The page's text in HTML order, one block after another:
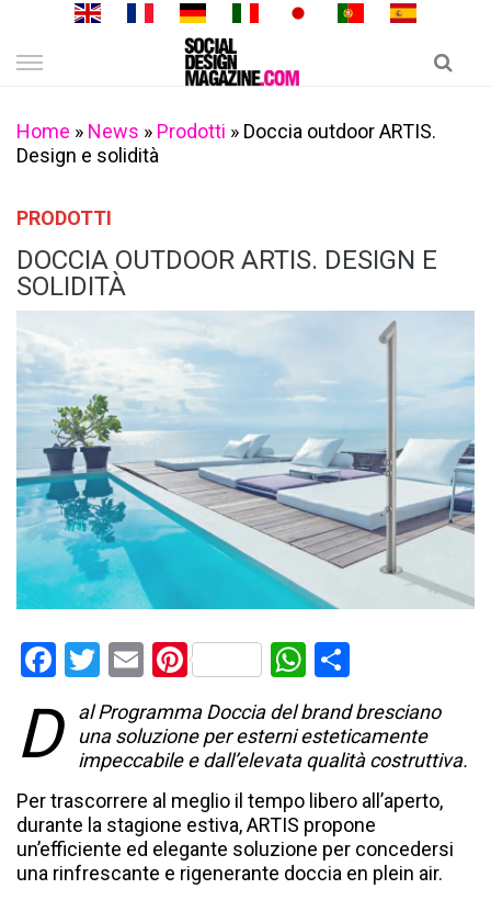
to
Home » News » Prodotti » Doccia outdoor ARTIS.
Design e solidità
PRODOTTI
DOCCIA OUTDOOR ARTIS. DESIGN E
SOLIDITÀ
Facebook
Twitter
EmailPinterestWhatsApp
D
al Programma Doccia del brand bresciano
una soluzione per esterni esteticamente
impeccabile e dall’elevata qualità costruttiva.
Per trascorrere al meglio il tempo libero all’aperto,
durante la stagione estiva, ARTIS propone
un’efficiente ed elegante soluzione per concedersi
una rinfrescante e rigenerante doccia en plein air.